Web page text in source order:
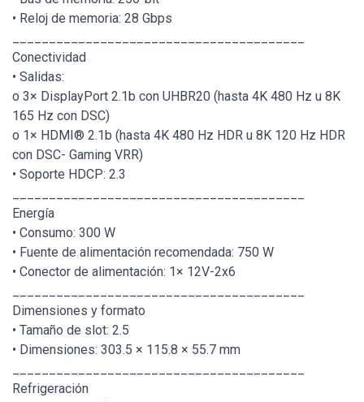
• Reloj de memoria: 28 Gbps
Conectividad
• Salidas:
o 3× DisplayPort 2.1b con UHBR20 (hasta 4K 480 Hz u 8K
165 Hz con DSC)
o 1× HDMI® 2.1b (hasta 4K 480 Hz HDR u 8K 120 Hz HDR
con DSC- Gaming VRR)
• Soporte HDCP: 2.3
Energía
• Consumo: 300 W
• Fuente de alimentación recomendada: 750 W
• Conector de alimentación: 1× 12V-2x6
Dimensiones y formato
• Tamaño de slot: 2.5
• Dimensiones: 303.5 × 115.8 × 55.7 mm
Refrigeración